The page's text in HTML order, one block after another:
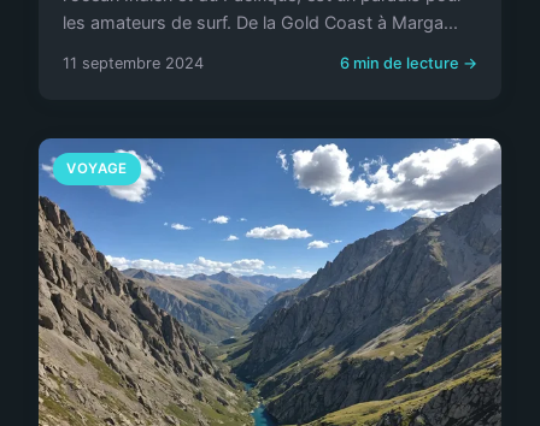
les amateurs de surf. De la Gold Coast à Marga...
11 septembre 2024 6 min de lecture →
VOYAGE